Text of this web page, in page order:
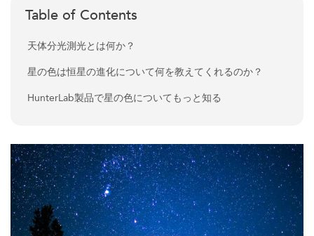
Table of Contents
天体分光測光とは何か？
星の色は恒星の進化について何を教えてくれるのか？
HunterLab製品で星の色についてもっと知る